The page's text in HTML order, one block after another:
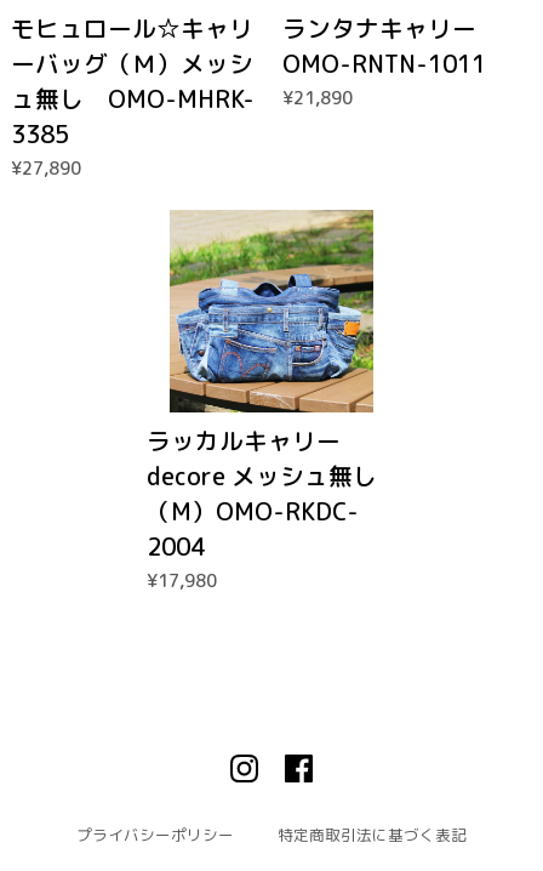
モヒュロール☆キャリ
ーバッグ（Ｍ）メッシ
ュ無し OMO-MHRK-
3385
¥27,890
ランタナキャリー
OMO-RNTN-1011
¥21,890
ラッカルキャリー
decore メッシュ無し
（M）OMO-RKDC-
2004
¥17,980
プライバシーポリシー 特定商取引法に基づく表記